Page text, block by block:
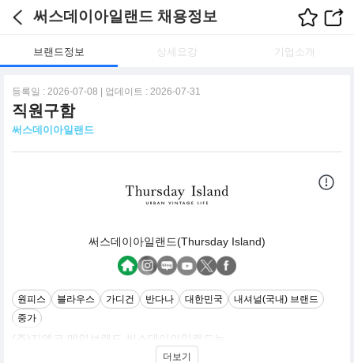
써스데이아일랜드 채용정보
브랜드정보 상세요강 기업소개
등록일 : 2026-07-08 | 업데이트 : 2026-07-31
직원구함
써스데이아일랜드
써스데이아일랜드(Thursday Island)
원피스 블라우스 가디건 반다나 대한민국
내셔널(국내) 브랜드
중가
(주)지엔코 메인브랜드 써스데이아일랜드는
내추럴하고 자유로운 감성의 Vintage한 Mood를 기본으로 한 Urban
더보기